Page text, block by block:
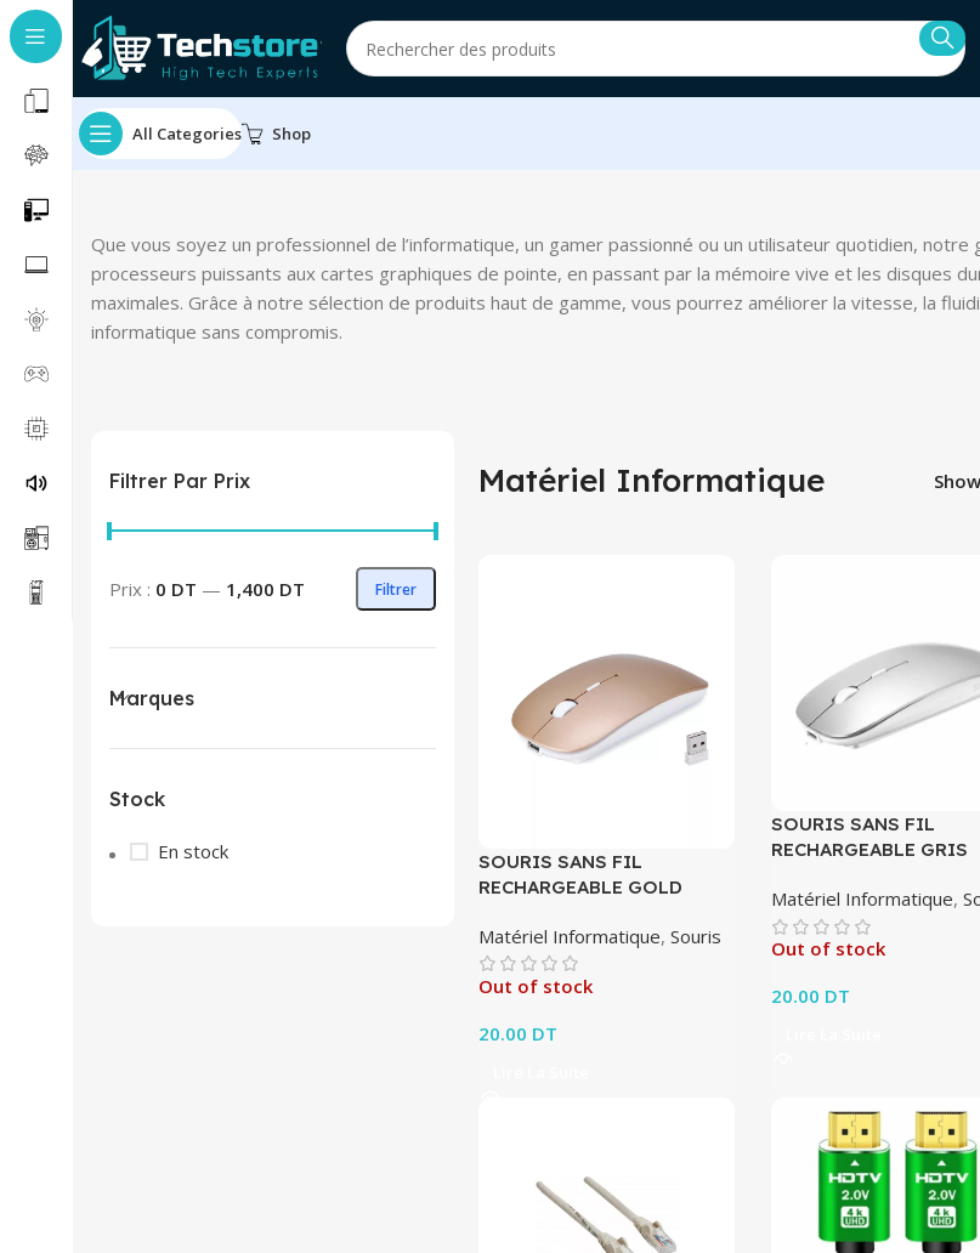
All Categories Shop
Que vous soyez un professionnel de l’informatique, un gamer passionné ou un utilisateur quotidien,
processeurs puissants aux cartes graphiques de pointe, en passant par la mémoire vive et les disques
maximales. Grâce à notre sélection de produits haut de gamme, vous pourrez améliorer la vitesse, la
informatique sans compromis.
Filtrer Par Prix
Prix min
Prix max Filtrer
Prix : 0 DT — 1,400 DT
Marques
Stock
En stock
Matériel Informatique Show
SOURIS SANS FIL
RECHARGEABLE GOLD
Matériel Informatique, Souris
Out of stock
20.00 DT
SOURIS SANS FIL
RECHARGEABLE GRIS
Matériel Informatique,
Out of stock
20.00 DT